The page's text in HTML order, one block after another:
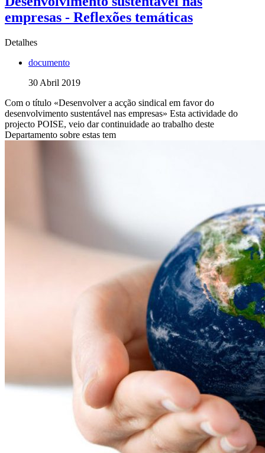
empresas - Reflexões temáticas
Detalhes
documento
30 Abril 2019
Com o título «Desenvolver a acção sindical em favor do
desenvolvimento sustentável nas empresas» Esta actividade do
projecto POISE, veio dar continuidade ao trabalho deste
Departamento sobre estas tem